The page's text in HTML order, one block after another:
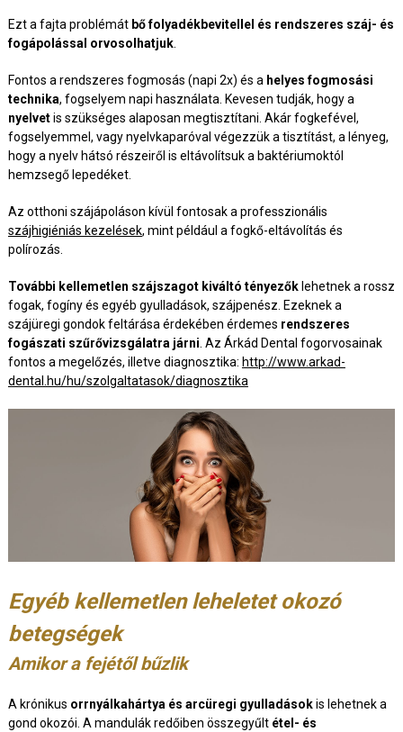
Ezt a fajta problémát bő folyadékbevitellel és rendszeres száj- és
fogápolással orvosolhatjuk.
Fontos a rendszeres fogmosás (napi 2x) és a helyes fogmosási
technika, fogselyem napi használata. Kevesen tudják, hogy a
nyelvetis szükséges alaposan megtisztítani. Akár fogkefével,
fogselyemmel, vagy nyelvkaparóval végezzük a tisztítást, a lényeg,
hogy a nyelv hátsó részeiről is eltávolítsuk a baktériumoktól
hemzsegő lepedéket.
Az otthoni szájápoláson kívül fontosak a professzionális
szájhigiéniás kezelések, mint például a fogkő-eltávolítás és
polírozás.
További kellemetlen szájszagot kiváltó tényezők lehetnek a rossz
fogak, fogíny és egyéb gyulladások, szájpenész. Ezeknek a
szájüregi gondok feltárása érdekében érdemes rendszeres
fogászati szűrővizsgálatra járni . Az Árkád Dental fogorvosainak
fontos a megelőzés, illetve diagnosztika: http://www.arkad-
dental.hu/hu/szolgaltatasok/diagnosztika
Egyéb kellemetlen leheletet okozó
betegségek
Amikor a fejétől bűzlik
A krónikus orrnyálkahártya és arcüregi gyulladásokis lehetnek a
gond okozói. A mandulák redőiben összegyűlt étel- és